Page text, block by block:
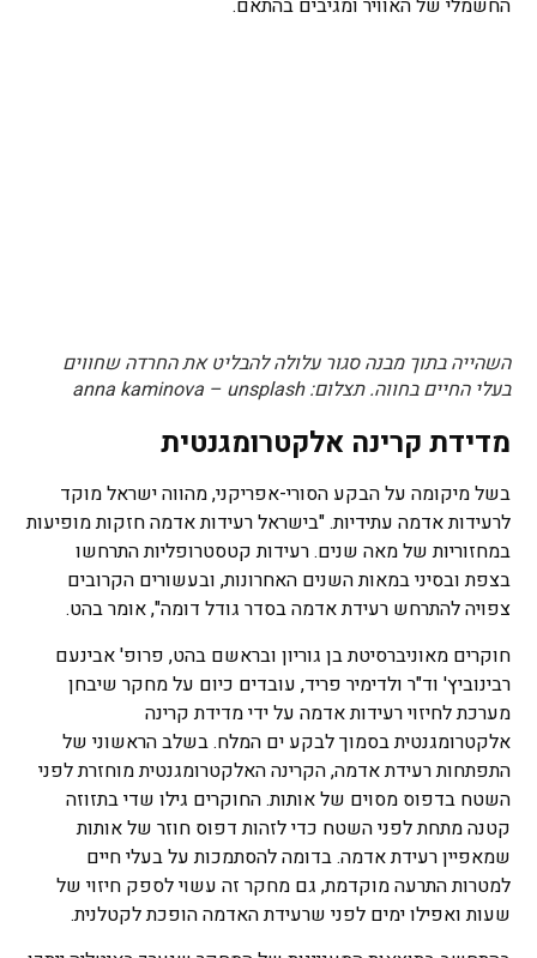
השהייה בתוך מבנה סגור עלולה להבליט את החרדה שחווים
בעלי החיים בחווה. תצלום: anna kaminova – unsplash
מדידת קרינה אלקטרומגנטית
בשל מיקומה על הבקע הסורי-אפריקני, מהווה ישראל מוקד
לרעידות אדמה עתידיות. "בישראל רעידות אדמה חזקות מופיעות
במחזוריות של מאה שנים. רעידות קטסטרופליות התרחשו
בצפת ובסיני במאות השנים האחרונות, ובעשורים הקרובים
צפויה להתרחש רעידת אדמה בסדר גודל דומה", אומר בהט.
חוקרים מאוניברסיטת בן גוריון ובראשם בהט, פרופ' אבינעם
רבינוביץ' וד"ר ולדימיר פריד, עובדים כיום על מחקר שיבחן
מערכת לחיזוי רעידות אדמה על ידי מדידת קרינה
אלקטרומגנטית בסמוך לבקע ים המלח. בשלב הראשוני של
התפתחות רעידת אדמה, הקרינה האלקטרומגנטית מוחזרת לפני
השטח בדפוס מסוים של אותות. החוקרים גילו שדי בתזוזה
קטנה מתחת לפני השטח כדי לזהות דפוס חוזר של אותות
שמאפיין רעידת אדמה. בדומה להסתמכות על בעלי חיים
למטרות התרעה מוקדמת, גם מחקר זה עשוי לספק חיזוי של
שעות ואפילו ימים לפני שרעידת האדמה הופכת לקטלנית.